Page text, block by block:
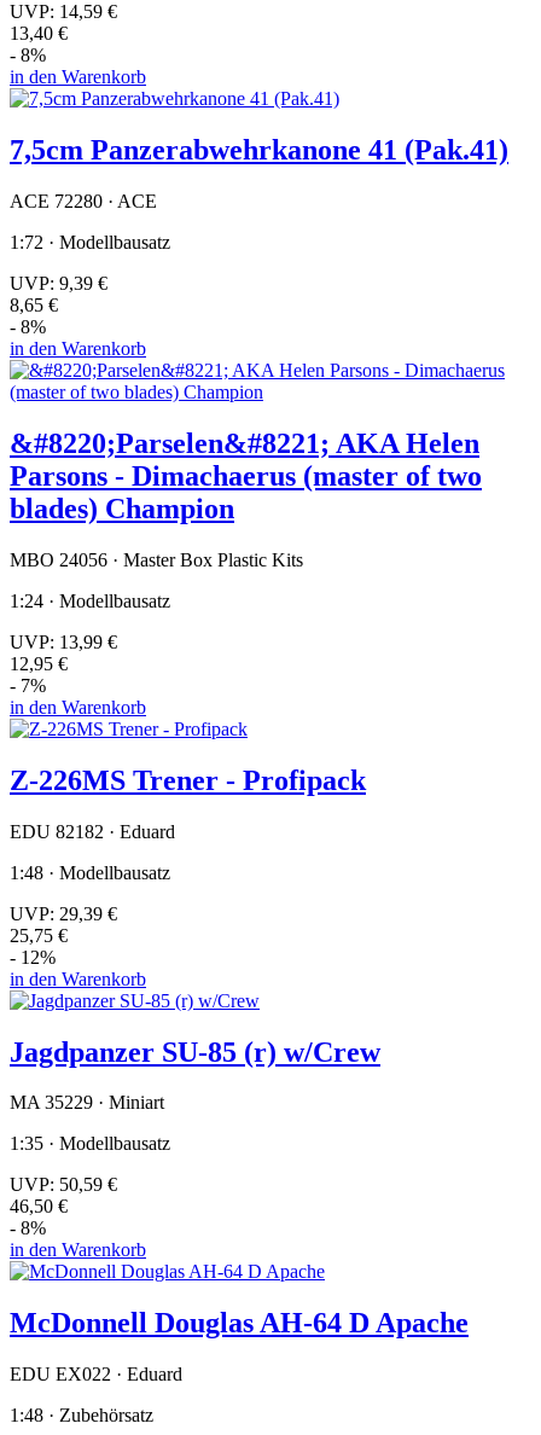
UVP: 14,59 €
13,40 €
- 8%
in den Warenkorb
7,5cm Panzerabwehrkanone 41 (Pak.41)
ACE 72280 · ACE
1:72 · Modellbausatz
UVP: 9,39 €
8,65 €
- 8%
in den Warenkorb
&#8220;Parselen&#8221; AKA Helen
Parsons - Dimachaerus (master of two
blades) Champion
MBO 24056 · Master Box Plastic Kits
1:24 · Modellbausatz
UVP: 13,99 €
12,95 €
- 7%
in den Warenkorb
Z-226MS Trener - Profipack
EDU 82182 · Eduard
1:48 · Modellbausatz
UVP: 29,39 €
25,75 €
- 12%
in den Warenkorb
Jagdpanzer SU-85 (r) w/Crew
MA 35229 · Miniart
1:35 · Modellbausatz
UVP: 50,59 €
46,50 €
- 8%
in den Warenkorb
McDonnell Douglas AH-64 D Apache
EDU EX022 · Eduard
1:48 · Zubehörsatz